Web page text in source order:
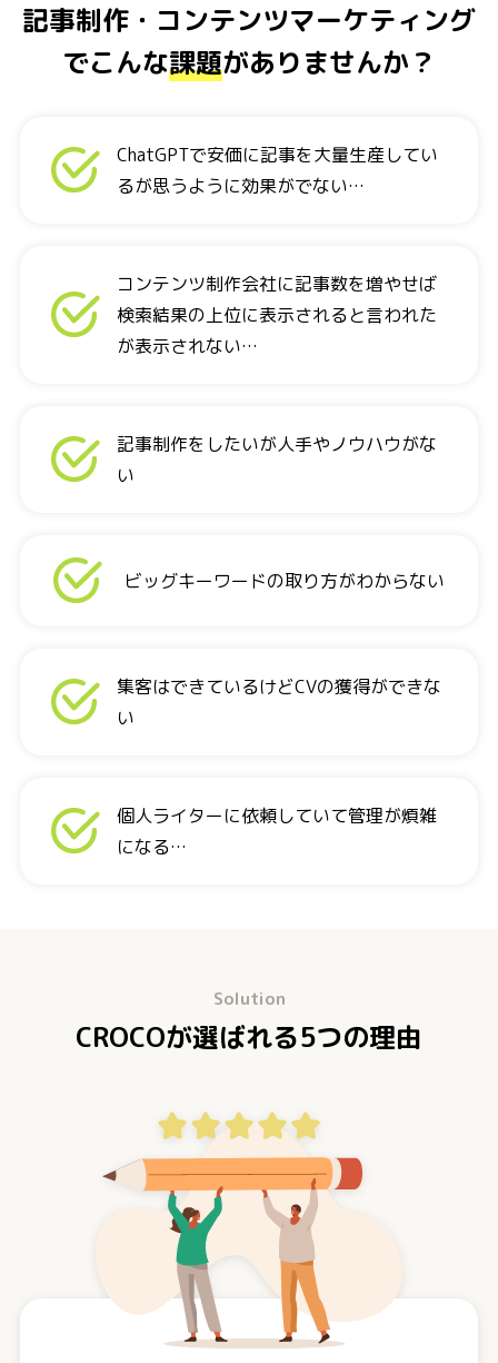
記事制作・コンテンツマーケティング
でこんな課題がありませんか？
ChatGPTで安価に記事を大量生産してい
るが思うように効果がでない…
コンテンツ制作会社に記事数を増やせば
検索結果の上位に表示されると言われた
が表示されない…
記事制作をしたいが人手やノウハウがな
い
ビッグキーワードの取り方がわからない
集客はできているけどCVの獲得ができな
い
個人ライターに依頼していて管理が煩雑
になる…
Solution
CROCOが選ばれる5つの理由